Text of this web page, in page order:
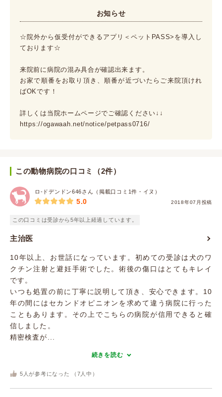
お知らせ
☆院外から仮受付ができるアプリ＜ペットPASS>を導入し
ております☆
来院前に病院の混み具合が確認出来ます。
お家で順番をお取り頂き、順番が近づいたらご来院頂けれ
ばOKです！
詳しくは当院ホームページでご確認ください↓↓
https://ogawaah.net/notice/petpass0716/
この動物病院の口コミ（2件）
ロ-ドデンドン646さん（掲載口コミ1件・イヌ）
2018年07月投稿
5.0
この口コミは受診から5年以上経過しています。
主治医
10年以上、お世話になっています。初めての受診は犬のワ
クチン注射と避妊手術でした。術後の傷口はとてもキレイ
です。
いつも処置の前に丁寧に説明して頂き、安心できます。10
年の間にはセカンドオピニオンを求めて違う病院に行った
こともあります。その上でこちらの病院が信用できると確
信しました。
精密検査が...
続きを読む
5 人が参考になった （ 7 人中）